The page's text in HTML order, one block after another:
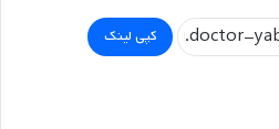
کپی لینک